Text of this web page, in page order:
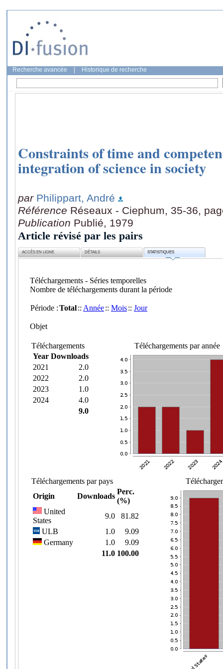
Recherche avancée Historique de recherche
Constraints of time and
integration of science in society
par Philippart, André
Référence Réseaux - Ciephum, 35-36,
Publication Publié, 1979
Article révisé par les pairs
ACCÈS EN LIGNE DÉTAILS STATISTIQUES